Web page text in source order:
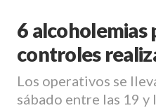
6 alcoholemias
controles
Los operativos se
sábado entre las 19 y